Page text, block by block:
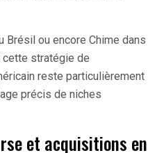
Brésil ou encore Chime dans
stratégie de
reste particulièrement
précis de niches
et acquisitions en